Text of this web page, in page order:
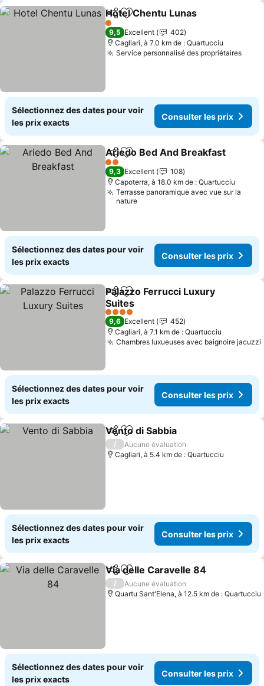
PartagerAjouter à mes favoris
Hotel Chentu Lunas
1 Étoiles
9,5 Excellent
402
Cagliari, à 7.0 km de : Quartucciu
Service personnalisé des propriétaires
Sélectionnez des dates pour voir
les prix exacts
Consulter les prix
PartagerAjouter à mes favoris
Ariedo Bed And Breakfast
2 Étoiles
9,3 Excellent
108
Capoterra, à 18.0 km de : Quartucciu
Terrasse panoramique avec vue sur la
nature
Sélectionnez des dates pour voir
les prix exacts
Consulter les prix
PartagerAjouter à mes favoris
Palazzo Ferrucci Luxury
Suites
Consulter les prix
4 Étoiles
9,6 Excellent
452
Cagliari, à 7.1 km de : Quartucciu
Chambres luxueuses avec baignoire jacuzzi
Sélectionnez des dates pour voir
les prix exacts
Consulter les prix
PartagerAjouter à mes favoris
Vento di Sabbia
/
Aucune évaluation
Cagliari, à 5.4 km de : Quartucciu
Sélectionnez des dates pour voir
les prix exacts
Consulter les prix
PartagerAjouter à mes favoris
Via delle Caravelle 84
/
Aucune évaluation
Quartu Sant'Elena, à 12.5 km de : Quartucciu
Sélectionnez des dates pour voir
les prix exacts
Consulter les prix